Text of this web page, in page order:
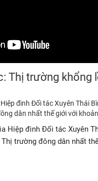
Thị trường khổng
đinh Đối tác Xuyên Thái
dân nhất thế giới với
Hiệp đinh Đối tác Xuyên
trường đông dân nhất